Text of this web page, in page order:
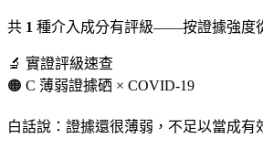
共 1 種介入成分有評級——按證據強度
🔬 實證評級速查
🟠 C 薄弱證據硒 × COVID-19
白話說：證據還很薄弱，不足以當成有